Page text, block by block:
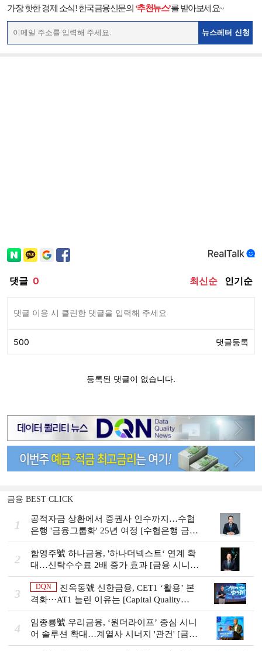
가장 핫한 경제 소식! 한국금융신문의 ‘추천뉴스’를 받아보세요~
뉴스레터 신청
금융 BEST CLICK
1
공적자금 상환에서 증권사 인수까지…수협
은행 '금융그룹화' 25년 여정 [수협은행 금융
그룹의 꿈①]
2
함영주號 하나금융, '하나더넥스트‘ 연계 확
대…신탁수수료 2배 증가 효과 [금융 시니어
비즈니스 돋보기]
3
DQN
진옥동號 신한금융, CET1 ‘활용’ 본
격화···AT1 늘린 이유는 [Capital Quality
Review]
4
임종룡號 우리금융, ‘원더라이프’ 중심 시니
어 솔루션 확대…계열사 시너지 '관건' [금융
시니어 비즈니스 돋보기]